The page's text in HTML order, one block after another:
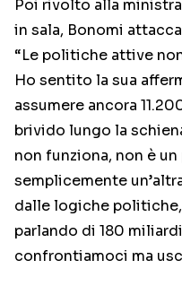
Poi rivolto alla
in sala, Bonomi
“Le politiche attive
Ho sentito la sua
assumere ancora
brivido lungo la
non funziona, non è
semplicemente
dalle logiche
parlando di 180
confrontiamoci ma